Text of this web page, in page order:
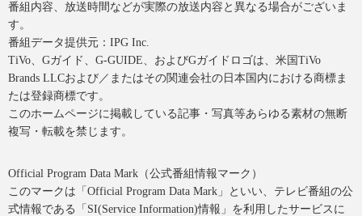
番組内容、放送時間などが実際の放送内容と異なる場合がございま
す。
番組データ提供元：IPG Inc.
TiVo、Gガイド、G-GUIDE、およびGガイドロゴは、米国TiVo
Brands LLCおよび／またはその関連会社の日本国内における商標ま
たは登録商標です。
このホームページに掲載している記事・写真等あらゆる素材の無断
複写・転載を禁じます。
Official Program Data Mark（公式番組情報マーク）
このマークは「Official Program Data Mark」といい、テレビ番組の公
式情報である「SI(Service Information)情報」を利用したサービスに